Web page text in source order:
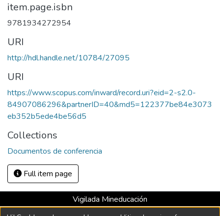
item.page.isbn
9781934272954
URI
http://hdl.handle.net/10784/27095
URI
https://www.scopus.com/inward/record.uri?eid=2-s2.0-
84907086296&partnerID=40&md5=122377be84e3073
eb352b5ede4be56d5
Collections
Documentos de conferencia
Full item page
Vigilada Mineducación
Universidad con Acreditación Institucional hasta 2026 -